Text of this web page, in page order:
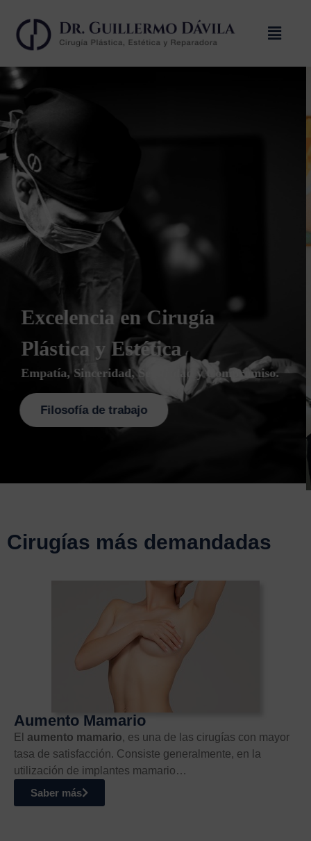
Planificación quirúrgica
adecuada y personalizada
Gran dedicación a la realización de un estudio
individualizado,
es la clave para conseguir grandes resultados.
Cirugías más demandadas
Aumento Mamario
El aumento mamario, es una de las cirugías con mayor
tasa de satisfacción. Consiste generalmente, en la
utilización de implantes mamario…
Saber más